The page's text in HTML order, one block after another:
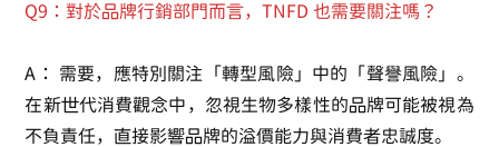
Q9：對於品牌行銷部門而言，TNFD 也需要關注嗎？
A：
需要，應特別關注「轉型風險」中的「聲譽風險」。
在新世代消費觀念中，忽視生物多樣性的品牌可能被視為
不負責任，直接影響品牌的溢價能力與消費者忠誠度。